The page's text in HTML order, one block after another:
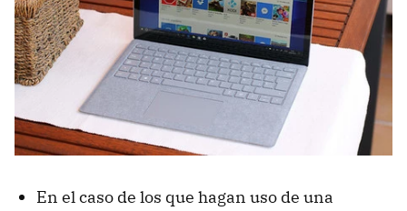
En el caso de los que hagan uso de una